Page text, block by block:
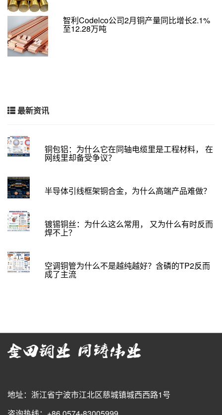
智利Codelco公司2月铜产量同比增长2.1%
至12.28万吨
最新资讯
铜包铝：为什么它在同轴电缆里是工程材料， 在
网线里却备受争议？
半导体引线框架铜合金，为什么高端产品难做？
镀锡铜丝：为什么这么常用， 又为什么有时反而
焊不上？
空调铜管为什么不是越纯越好？含磷的TP2反而
成了主流
地址：浙江省宁波市江北区慈城镇城西西路1号